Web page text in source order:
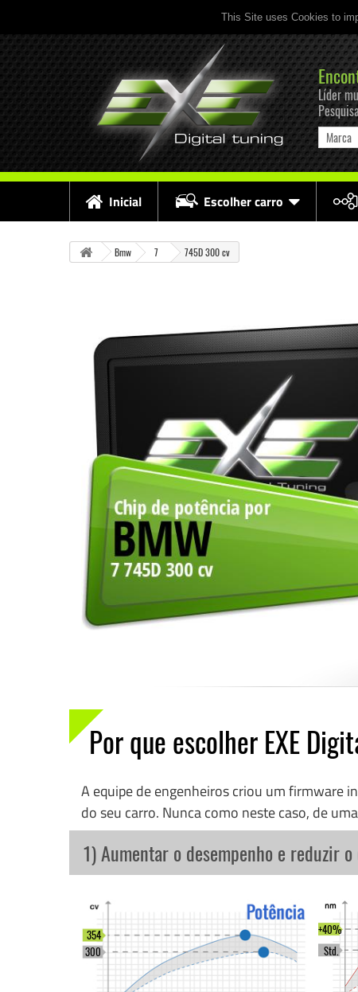
This Site uses Cookies to
Líder
Marca
Inicial Escolher carro
Bmw 7 745D 300 cv
Por que escolher EXE
A equipe de engenheiros criou um firmware
do seu carro. Nunca como neste caso, de
1) Aumentar o desempenho e reduzir o
300
354
Std.
+40%